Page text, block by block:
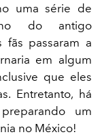
uma série de
do antigo
fãs passaram a
em algum
que eles
Entretanto, há
um
no México!